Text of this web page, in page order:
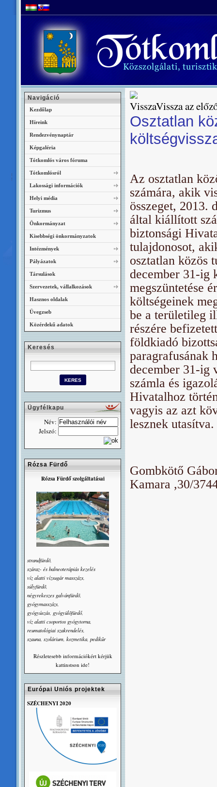
Vissza az
Osztatlan
Az osztatlan
számára, akik
összeget, 2013.
által kiállított
biztonsági
tulajdonosot,
osztatlan közös
december 31-ig
megszüntetése
költségeinek
be a területileg
részére
földkiadó
paragrafusának
december 31-ig
számla és
Hivatalhoz
vagyis az azt
lesznek utasítva.
Gombkötő
Kamara ,30/
Navigáció
Kezdőlap
Híreink
Rendezvénynaptár
Képgaléria
Tótkomlós város fóruma
Tótkomlósról
Lakossági információk
Helyi média
Turizmus
Önkormányzat
Kisebbségi önkormányzatok
Intézmények
Pályázatok
Társulások
Szervezetek, vállalkozások
Hasznos oldalak
Üvegzseb
Közérdekű adatok
Keresés
Ügyfélkapu
Név:
Jelszó:
Rózsa Fürdő
Rózsa Fürdő szolgáltatásai
strandfürdõ,
száraz- és balneoterápiás kezelés
víz alatti vízsugár masszázs,
súlyfürdõ,
négyrekeszes galvánfürdõ,
gyógymasszázs,
gyógyúszás, gyógyülõfürdő,
víz alatti csoportos gyógytorna,
reumatológiai szakrendelés,
szauna, szolárium, kozmetika, pedikûr
Részletesebb információkért kérjük
kattinstson ide!
Európai Uniós projektek
SZÉCHENYI 2020